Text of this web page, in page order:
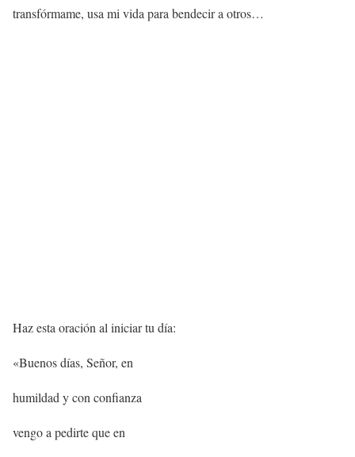
transfórmame, usa mi vida para bendecir a otros…
Haz esta oración al iniciar tu día:
«Buenos días, Señor, en
humildad y con confianza
vengo a pedirte que en